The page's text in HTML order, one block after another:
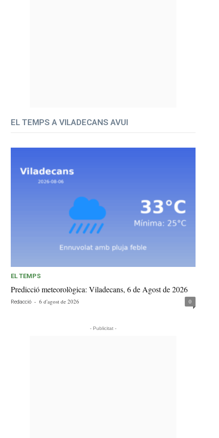
EL TEMPS A VILADECANS AVUI
EL TEMPS
Predicció meteorològica: Viladecans, 6 de Agost de 2026
Redacció - 6 d'agost de 2026 0
- Publicitat -